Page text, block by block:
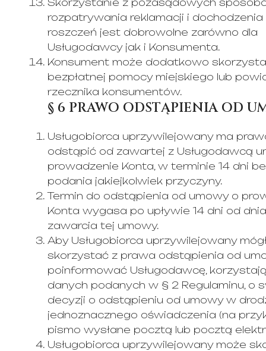
Skorzystanie z pozasądowych
rozpatrywania reklamacji i dochodzenia
roszczeń jest dobrowolne zarówno dla
Usługodawcy jak i Konsumenta.
Konsument może dodatkowo
bezpłatnej pomocy miejskiego lub
rzecznika konsumentów.
§ 6 PRAWO ODSTĄPIENIA OD
Usługobiorca uprzywilejowany ma
odstąpić od zawartej z Usługodawcą
prowadzenie Konta, w terminie 14 dni
podania jakiejkolwiek przyczyny.
Termin do odstąpienia od umowy o
Konta wygasa po upływie 14 dni od dnia
zawarcia tej umowy.
Aby Usługobiorca uprzywilejowany
skorzystać z prawa odstąpienia od
poinformować Usługodawcę,
danych podanych w § 2 Regulaminu, o
decyzji o odstąpieniu od umowy w
jednoznacznego oświadczenia (na
pismo wysłane pocztą lub pocztą
Usługobiorca uprzywilejowany może